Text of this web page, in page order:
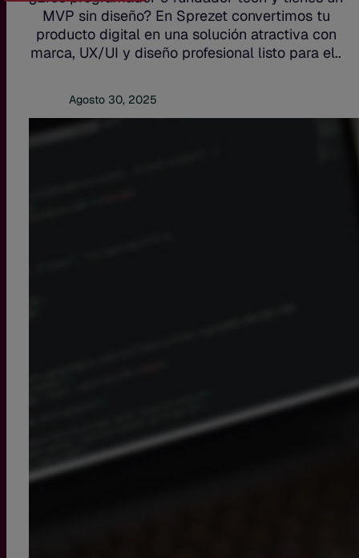
MVP sin diseño? En Sprezet convertimos tu
producto digital en una solución atractiva con
marca, UX/UI y diseño profesional listo para el..
Agosto 30, 2025